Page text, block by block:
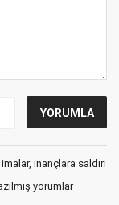
inançlara saldırı
yorumlar